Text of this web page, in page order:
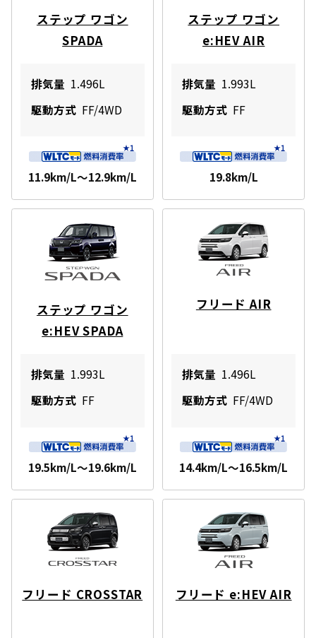
ステップ ワゴン
SPADA
排気量 1.496L
駆動方式 FF/4WD
11.9km/L～12.9km/L
ステップ ワゴン
e:HEV AIR
排気量 1.993L
駆動方式 FF
19.8km/L
ステップ ワゴン
e:HEV SPADA
排気量 1.993L
駆動方式 FF
19.5km/L～19.6km/L
フリード AIR
排気量 1.496L
駆動方式 FF/4WD
14.4km/L～16.5km/L
フリード CROSSTAR フリード e:HEV AIR